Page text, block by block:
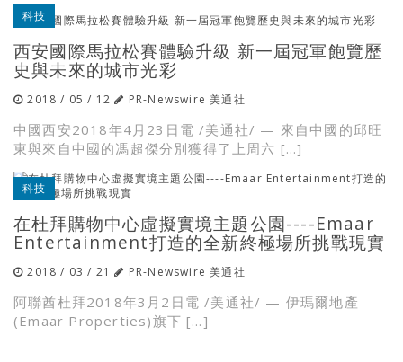
科技
西安國際馬拉松賽體驗升級 新一屆冠軍飽覽歷
史與未來的城市光彩
2018 / 05 / 12 PR-Newswire 美通社
中國西安2018年4月23日電 /美通社/ — 來自中國的邱旺
東與來自中國的馮超傑分別獲得了上周六 […]
科技
在杜拜購物中心虛擬實境主題公園----Emaar
Entertainment打造的全新終極場所挑戰現實
2018 / 03 / 21 PR-Newswire 美通社
阿聯酋杜拜2018年3月2日電 /美通社/ — 伊瑪爾地產
(Emaar Properties)旗下 […]